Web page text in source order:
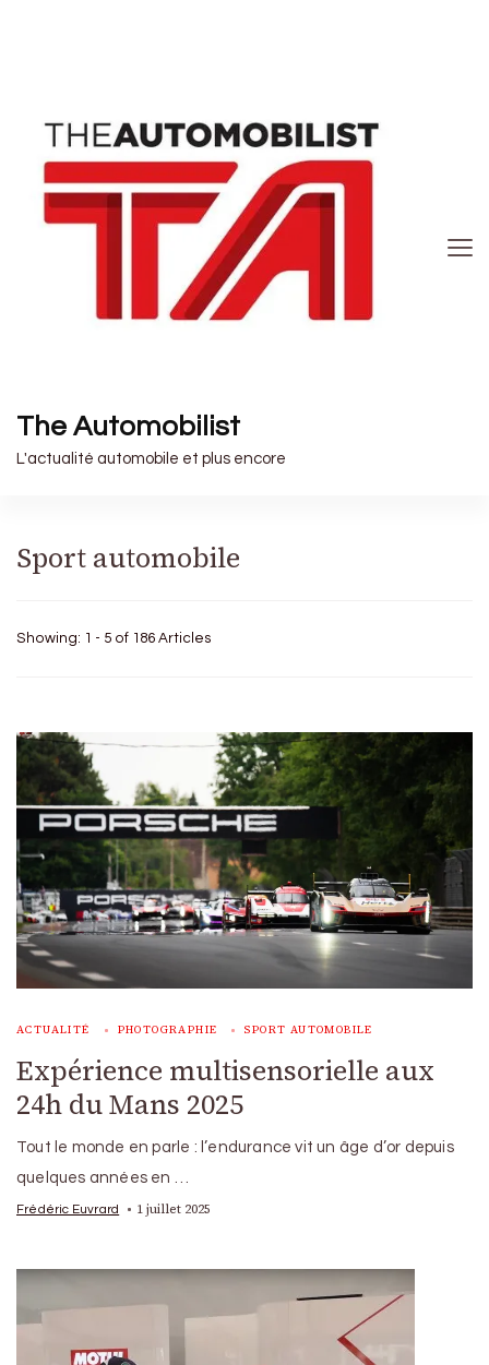
The Automobilist
L'actualité automobile et plus encore
Sport automobile
Showing: 1 - 5 of 186 Articles
ACTUALITÉ PHOTOGRAPHIE SPORT AUTOMOBILE
Expérience multisensorielle aux
24h du Mans 2025
Tout le monde en parle : l’endurance vit un âge d’or depuis
quelques années en …
Frédéric Euvrard 1 juillet 2025